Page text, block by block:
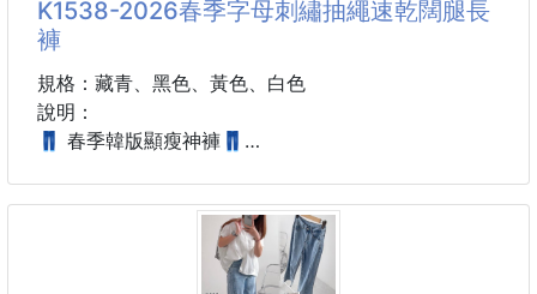
K1538-2026春季字母刺繡抽繩速乾闊腿長
褲
規格：藏青、黑色、黃色、白色
說明：
👖 春季韓版顯瘦神褲👖
💖 闊腿版型修飾腿型